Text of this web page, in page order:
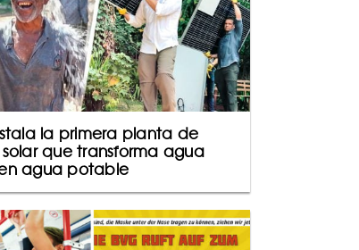
la primera planta de
que transforma agua
agua potable